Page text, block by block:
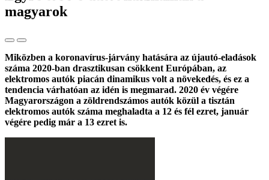
magyarok
Miközben a koronavírus-járvány hatására az újautó-eladások
száma 2020-ban drasztikusan csökkent Európában, az
elektromos autók piacán dinamikus volt a növekedés, és ez a
tendencia várhatóan az idén is megmarad. 2020 év végére
Magyarországon a zöldrendszámos autók közül a tisztán
elektromos autók száma meghaladta a 12 és fél ezret, január
végére pedig már a 13 ezret is.